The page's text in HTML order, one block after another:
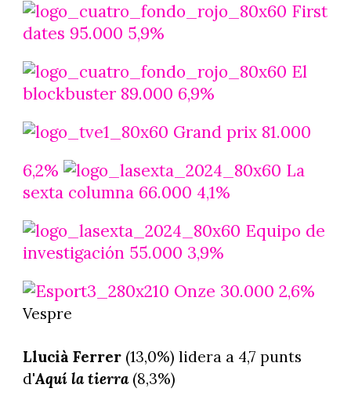
First
dates 95.000 5,9%
El
blockbuster 89.000 6,9%
Grand prix 81.000
6,2%
La
sexta columna 66.000 4,1%
Equipo de
investigación 55.000 3,9%
Onze 30.000 2,6%
Vespre
Llucià Ferrer(13,0%) lidera a 4,7 punts
d'Aquí la tierra (8,3%)